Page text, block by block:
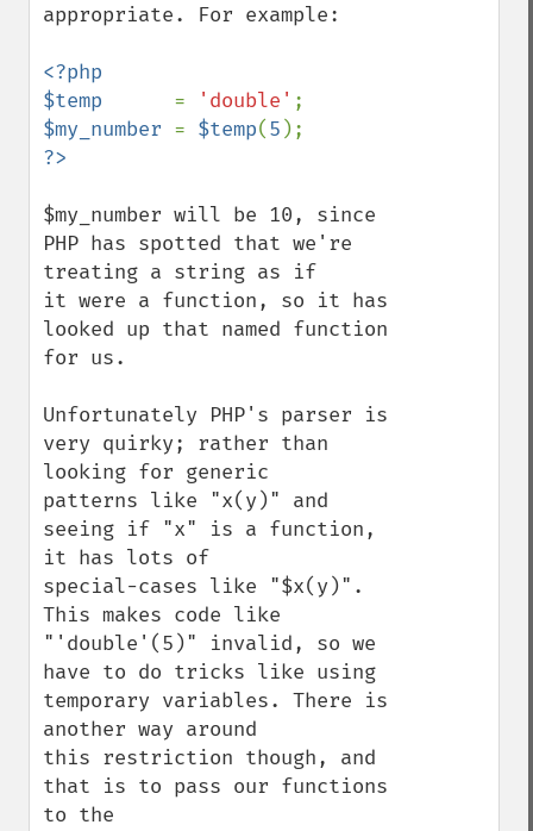
appropriate. For example:
<?php
$temp = 'double'
$my_number = $temp(5
$my_number will be 10, since
PHP has spotted that we're
treating a string as if
it were a function, so it has
looked up that named function
for us.
Unfortunately PHP's parser is
very quirky; rather than
looking for generic
patterns like "x(y)" and
seeing if "x" is a function,
it has lots of
special-cases like "$x(y)".
This makes code like
"'double'(5)" invalid, so we
have to do tricks like using
temporary variables. There is
another way around
this restriction though, and
that is to pass our functions
to the